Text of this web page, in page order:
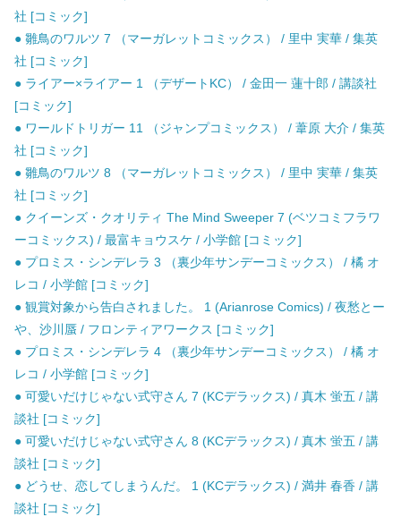
社 [コミック]
● 雛鳥のワルツ 7 （マーガレットコミックス） / 里中 実華 / 集英
社 [コミック]
● ライアー×ライアー 1 （デザートKC） / 金田一 蓮十郎 / 講談社
[コミック]
● ワールドトリガー 11 （ジャンプコミックス） / 葦原 大介 / 集英
社 [コミック]
● 雛鳥のワルツ 8 （マーガレットコミックス） / 里中 実華 / 集英
社 [コミック]
● クイーンズ・クオリティ The Mind Sweeper 7 (ベツコミフラワ
ーコミックス) / 最富キョウスケ / 小学館 [コミック]
● プロミス・シンデレラ 3 （裏少年サンデーコミックス） / 橘 オ
レコ / 小学館 [コミック]
● 観賞対象から告白されました。 1 (Arianrose Comics) / 夜愁とー
や、沙川蜃 / フロンティアワークス [コミック]
● プロミス・シンデレラ 4 （裏少年サンデーコミックス） / 橘 オ
レコ / 小学館 [コミック]
● 可愛いだけじゃない式守さん 7 (KCデラックス) / 真木 蛍五 / 講
談社 [コミック]
● 可愛いだけじゃない式守さん 8 (KCデラックス) / 真木 蛍五 / 講
談社 [コミック]
● どうせ、恋してしまうんだ。 1 (KCデラックス) / 満井 春香 / 講
談社 [コミック]